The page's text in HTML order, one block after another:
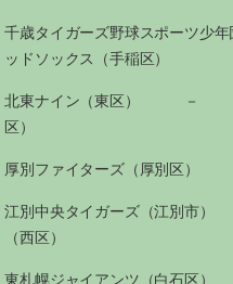
千歳タイガーズ野球スポー
ッドソックス（手稲区）
北東ナイン（東区） － ス
区）
厚別ファイターズ（厚別区
江別中央タイガーズ（江別
（西区）
東札幌ジャイアンツ（白石